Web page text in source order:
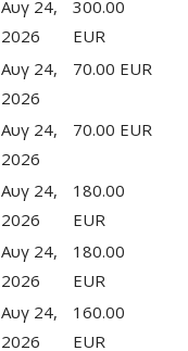
Αυγ 24,
2026
300.00
EUR
Αυγ 24,
2026
70.00 EUR
Αυγ 24,
2026
70.00 EUR
Αυγ 24,
2026
180.00
EUR
Αυγ 24,
2026
180.00
EUR
Αυγ 24,
2026
160.00
EUR